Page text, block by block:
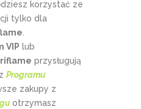
korzystać ze
tylko dla
VIP lub
przysługują
Programu
zakupy z
otrzymasz